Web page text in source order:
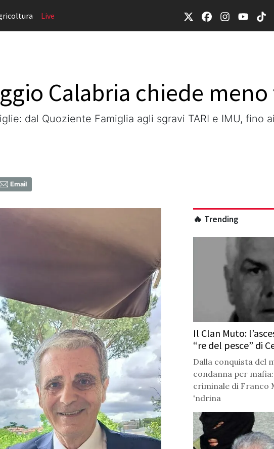
Live
Calabria chiede meno
dal Quoziente Famiglia agli sgravi TARI e IMU, fino
Email
🔥 Trending
Il Clan Muto:
“re del pesce” di
Dalla conquista del
condanna per
criminale di Franco
'ndrina